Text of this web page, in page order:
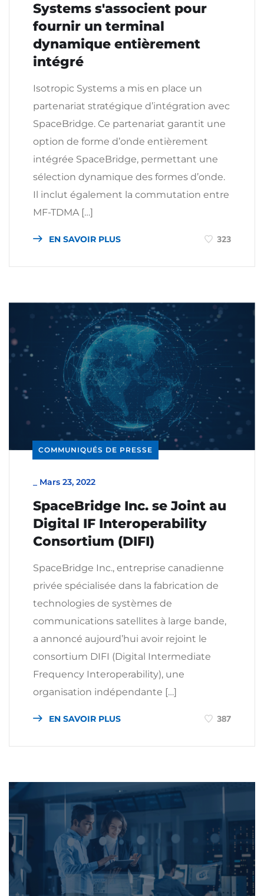
Systems s'associent pour
fournir un terminal
dynamique entièrement
intégré
Isotropic Systems a mis en place un
partenariat stratégique d’intégration avec
SpaceBridge. Ce partenariat garantit une
option de forme d’onde entièrement
intégrée SpaceBridge, permettant une
sélection dynamique des formes d’onde.
Il inclut également la commutation entre
MF-TDMA […]
EN SAVOIR PLUS 323
COMMUNIQUÉS DE PRESSE
Mars 23, 2022
SpaceBridge Inc. se Joint au
Digital IF Interoperability
Consortium (DIFI)
SpaceBridge Inc., entreprise canadienne
privée spécialisée dans la fabrication de
technologies de systèmes de
communications satellites à large bande,
a annoncé aujourd’hui avoir rejoint le
consortium DIFI (Digital Intermediate
Frequency Interoperability), une
organisation indépendante […]
EN SAVOIR PLUS 387